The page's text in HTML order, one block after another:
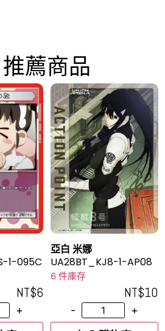
推薦商品
1-095C
NT$6
+
亞白 米娜
UA28BT_KJ8-1-AP08
6 件庫存
NT$10
-
+